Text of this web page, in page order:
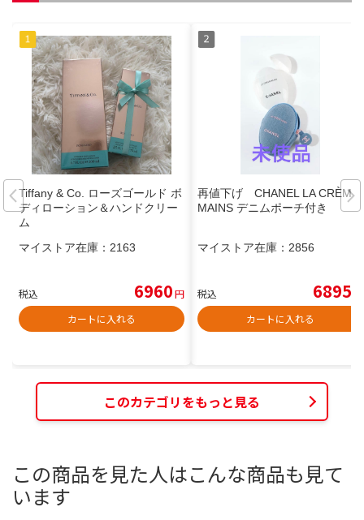
Tiffany & Co. ローズゴールド ボ
ディローション＆ハンドクリー
ム
マイストア在庫： 2163
税込 6960円
カートに入れる
再値下げ CHANEL LA CRÈME
MAINS デニムポーチ付き
マイストア在庫： 2856
税込 6895
カートに入れる
このカテゴリをもっと見る
この商品を見た人はこんな商品も見て
います